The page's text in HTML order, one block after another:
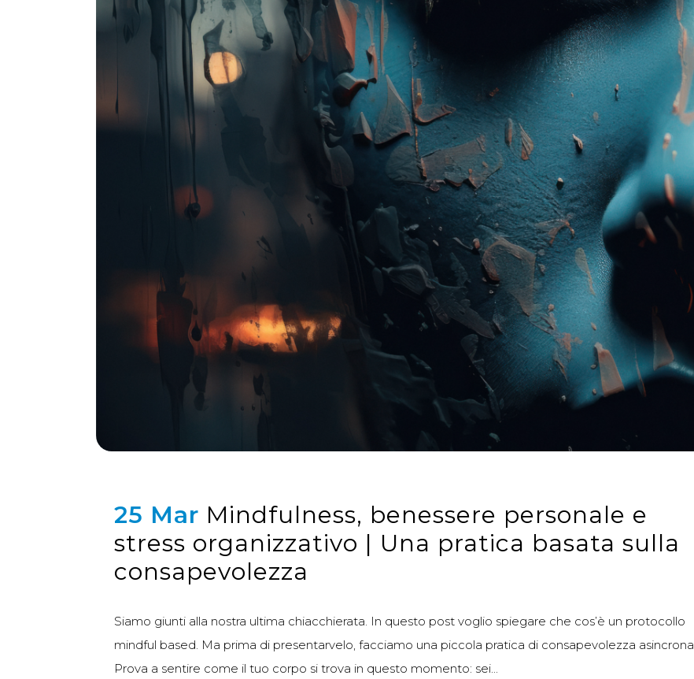
25 Mar Mindfulness, benessere personale e
stress organizzativo | Una pratica basata sulla
consapevolezza
Siamo giunti alla nostra ultima chiacchierata. In questo post voglio spiegare che cos’è un protocollo
mindful based. Ma prima di presentarvelo, facciamo una piccola pratica di consapevolezza asincrona.
Prova a sentire come il tuo corpo si trova in questo momento: sei...